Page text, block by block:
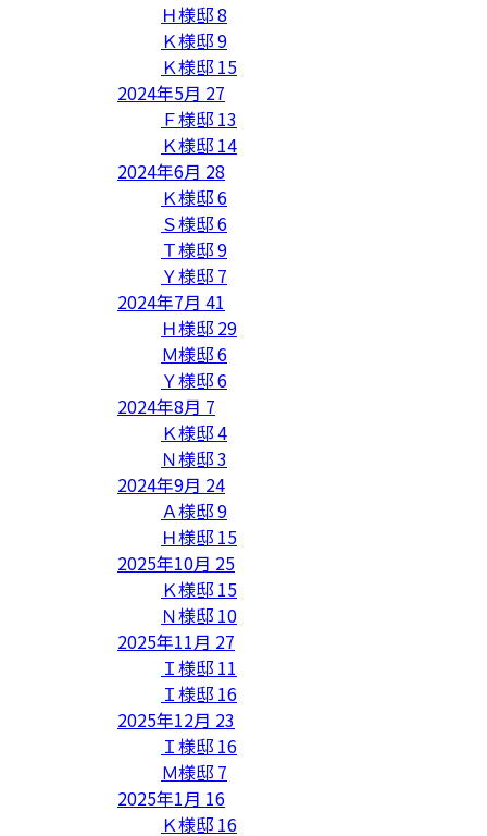
Ｈ様邸8
Ｋ様邸9
Ｋ様邸 15
2024年5月 27
Ｆ様邸 13
Ｋ様邸 14
2024年6月 28
Ｋ様邸6
Ｓ様邸6
Ｔ様邸9
Ｙ様邸 7
2024年7月 41
Ｈ様邸 29
Ｍ様邸6
Ｙ様邸6
2024年8月 7
Ｋ様邸4
Ｎ様邸3
2024年9月 24
Ａ様邸9
Ｈ様邸 15
2025年10月 25
Ｋ様邸 15
Ｎ様邸 10
2025年11月 27
Ｉ様邸 11
Ｉ様邸 16
2025年12月 23
Ｉ様邸 16
Ｍ様邸 7
2025年1月 16
Ｋ様邸 16